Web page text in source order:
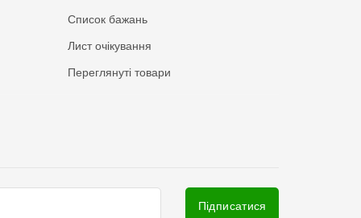
Список бажань
Лист очікування
Переглянуті товари
Підписатися